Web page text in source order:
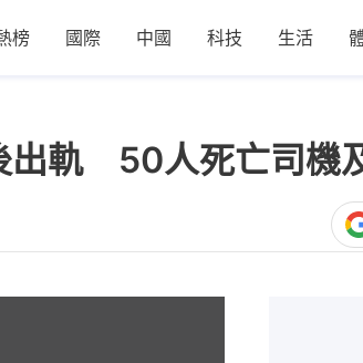
榜 國際 中國 科技 生活
出軌 50人死亡司機